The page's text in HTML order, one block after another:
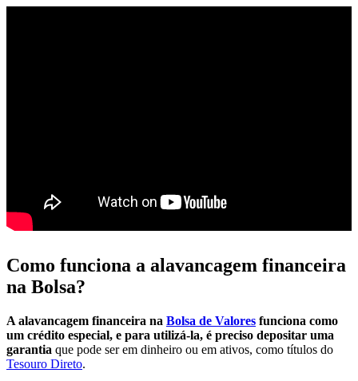
Como funciona a alavancagem financeira
na Bolsa?
A alavancagem financeira na Bolsa de Valores funciona como
um crédito especial, e para utilizá-la, é preciso depositar uma
garantia que pode ser em dinheiro ou em ativos, como títulos do
Tesouro Direto.